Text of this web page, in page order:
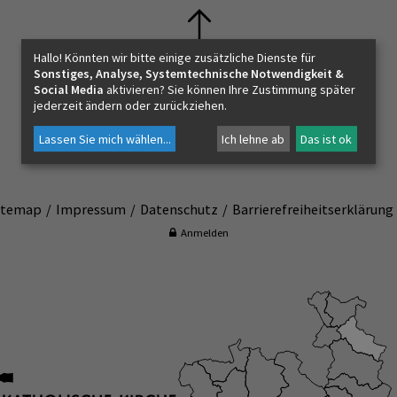
Pfarramt Koppl Guggenthal
5321 Koppl b. Salzburg
Impressum Datenschutz
Anmelden
Hallo! Könnten wir bitte einige zusätzliche Dienste für
Sonstiges, Analyse, Systemtechnische Notwendigkeit &
Social Media aktivieren? Sie können Ihre Zustimmung später
jederzeit ändern oder zurückziehen.
Lassen Sie mich wählen... Ich lehne ab Das ist ok